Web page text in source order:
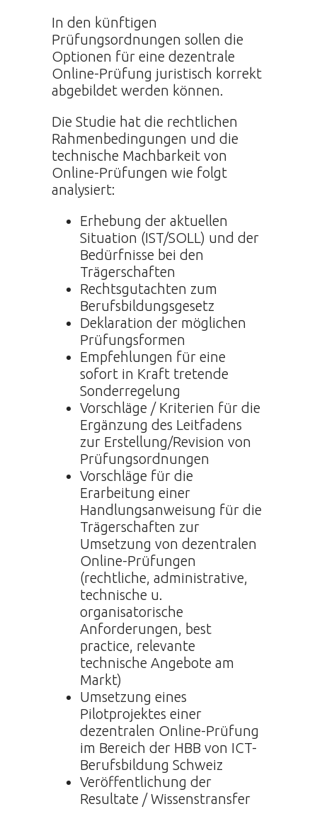
In den künftigen
Prüfungsordnungen sollen die
Optionen für eine dezentrale
Online-Prüfung juristisch korrekt
abgebildet werden können.
Die Studie hat die rechtlichen
Rahmenbedingungen und die
technische Machbarkeit von
Online-Prüfungen wie folgt
analysiert:
Erhebung der aktuellen
Situation (IST/SOLL) und der
Bedürfnisse bei den
Trägerschaften
Rechtsgutachten zum
Berufsbildungsgesetz
Deklaration der möglichen
Prüfungsformen
Empfehlungen für eine
sofort in Kraft tretende
Sonderregelung
Vorschläge / Kriterien für die
Ergänzung des Leitfadens
zur Erstellung/Revision von
Prüfungsordnungen
Vorschläge für die
Erarbeitung einer
Handlungsanweisung für die
Trägerschaften zur
Umsetzung von dezentralen
Online-Prüfungen
(rechtliche, administrative,
technische u.
organisatorische
Anforderungen, best
practice, relevante
technische Angebote am
Markt)
Umsetzung eines
Pilotprojektes einer
dezentralen Online-Prüfung
im Bereich der HBB von ICT-
Berufsbildung Schweiz
Veröffentlichung der
Resultate / Wissenstransfer